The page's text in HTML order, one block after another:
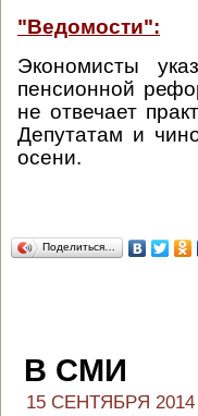
"Ведомости":
Экономисты
пенсионной
не отвечает
Депутатам и
осени.
Поделиться…
В СМИ
15 СЕНТЯБРЯ 2014